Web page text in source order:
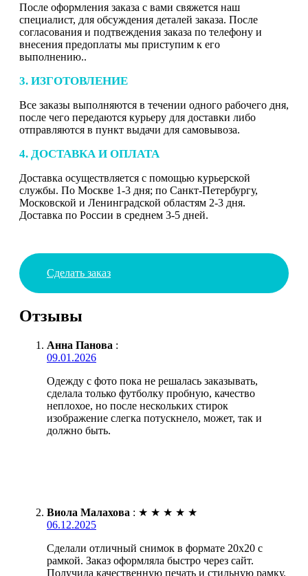
После оформления заказа с вами свяжется наш
специалист, для обсуждения деталей заказа. После
согласования и подтвеждения заказа по телефону и
внесения предоплаты мы приступим к его
выполнению..
3. ИЗГОТОВЛЕНИЕ
Все заказы выполняются в течении одного рабочего дня,
после чего передаются курьеру для доставки либо
отправляются в пункт выдачи для самовывоза.
4. ДОСТАВКА И ОПЛАТА
Доставка осуществляется с помощью курьерской
службы. По Москве 1-3 дня; по Санкт-Петербургу,
Московской и Ленинградской областям 2-3 дня.
Доставка по России в среднем 3-5 дней.
Сделать заказ
Отзывы
Анна Панова :
09.01.2026
Одежду с фото пока не решалась заказывать,
сделала только футболку пробную, качество
неплохое, но после нескольких стирок
изображение слегка потускнело, может, так и
должно быть.
Виола Малахова : ★ ★ ★ ★ ★
06.12.2025
Сделали отличный снимок в формате 20х20 с
рамкой. Заказ оформляла быстро через сайт.
Получила качественную печать и стильную рамку.